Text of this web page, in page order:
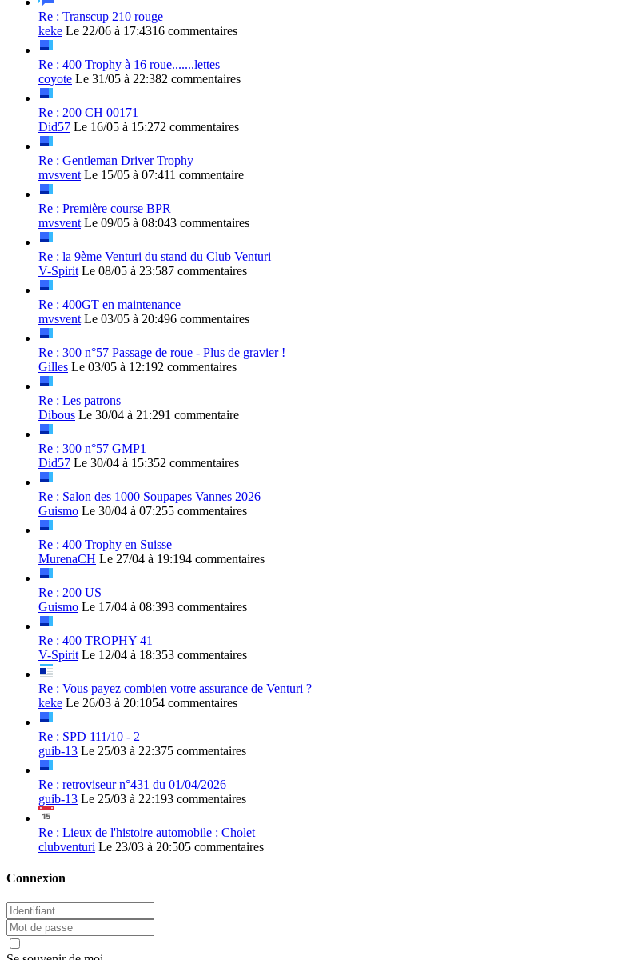
Re : Transcup 210 rouge
keke Le 22/06 à 17:4316 commentaires
Re : 400 Trophy à 16 roue.......lettes
coyote Le 31/05 à 22:382 commentaires
Re : 200 CH 00171
Did57 Le 16/05 à 15:272 commentaires
Re : Gentleman Driver Trophy
mvsvent Le 15/05 à 07:411 commentaire
Re : Première course BPR
mvsvent Le 09/05 à 08:043 commentaires
Re : la 9ème Venturi du stand du Club Venturi
V-Spirit Le 08/05 à 23:587 commentaires
Re : 400GT en maintenance
mvsvent Le 03/05 à 20:496 commentaires
Re : 300 n°57 Passage de roue - Plus de gravier !
Gilles Le 03/05 à 12:192 commentaires
Re : Les patrons
Dibous Le 30/04 à 21:291 commentaire
Re : 300 n°57 GMP1
Did57 Le 30/04 à 15:352 commentaires
Re : Salon des 1000 Soupapes Vannes 2026
Guismo Le 30/04 à 07:255 commentaires
Re : 400 Trophy en Suisse
MurenaCH Le 27/04 à 19:194 commentaires
Re : 200 US
Guismo Le 17/04 à 08:393 commentaires
Re : 400 TROPHY 41
V-Spirit Le 12/04 à 18:353 commentaires
Re : Vous payez combien votre assurance de Venturi ?
keke Le 26/03 à 20:1054 commentaires
Re : SPD 111/10 - 2
guib-13 Le 25/03 à 22:375 commentaires
Re : retroviseur n°431 du 01/04/2026
guib-13 Le 25/03 à 22:193 commentaires
Re : Lieux de l'histoire automobile : Cholet
clubventuri Le 23/03 à 20:505 commentaires
Connexion